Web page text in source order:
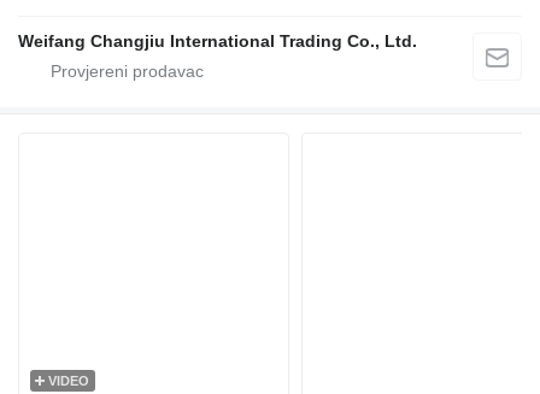
Weifang Changjiu International Trading Co., Ltd.
VIDEO